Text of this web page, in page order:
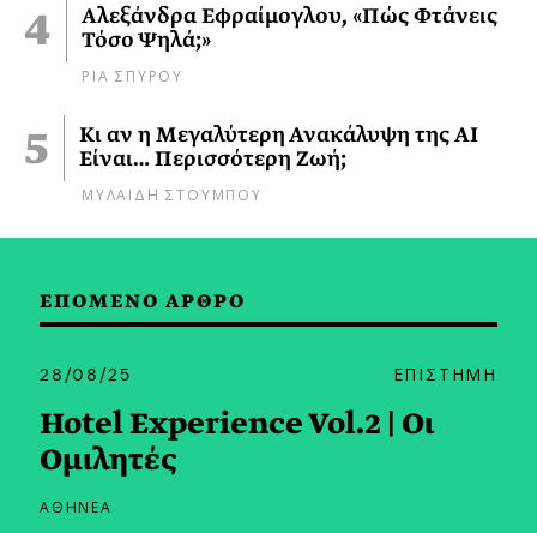
Αλεξάνδρα Εφραίμογλου, «Πώς Φτάνεις
Τόσο Ψηλά;»
ΡΙΑ ΣΠΥΡΟΥ
Κι αν η Μεγαλύτερη Ανακάλυψη της AI
Είναι… Περισσότερη Ζωή;
ΜΥΛΑΙΔΗ ΣΤΟΥΜΠΟΥ
ΕΠΟΜΕΝΟ ΑΡΘΡΟ
28/08/25 ΕΠΙΣΤΗΜΗ
Hotel Experience Vol.2 | Οι
Ομιλητές
ΑΘΗΝΕΑ